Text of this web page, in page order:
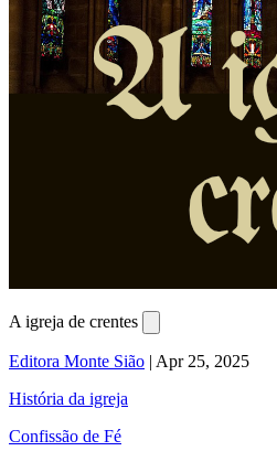
A igreja de crentes
Editora Monte Sião | Apr 25, 2025
História da igreja
Confissão de Fé